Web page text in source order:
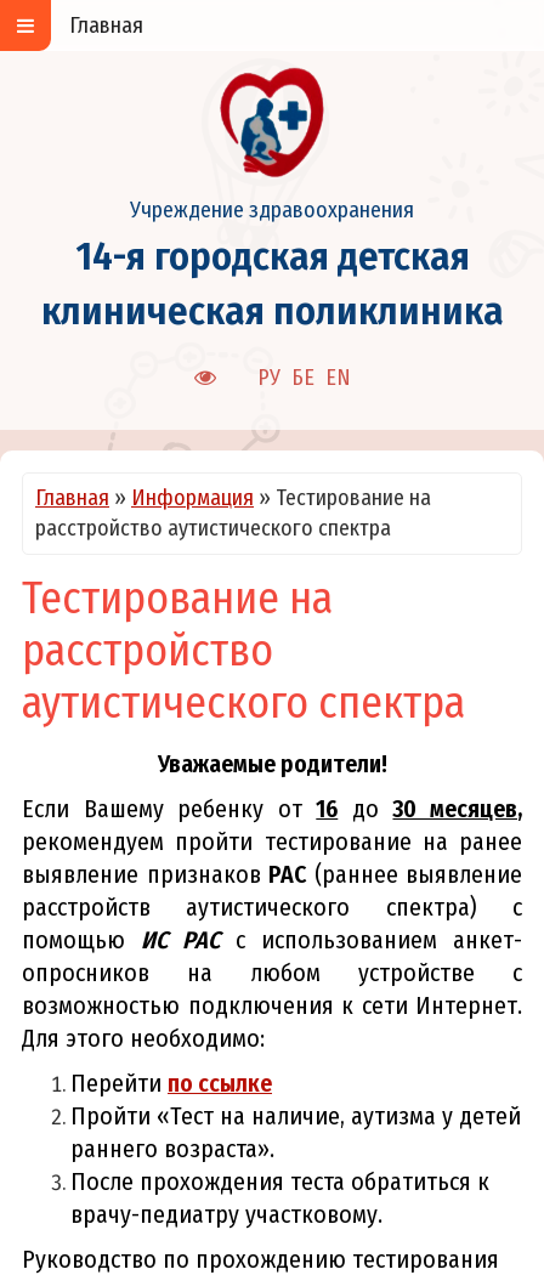
Учреждение здравоохранения
14-я городская детская
клиническая поликлиника
РУ БЕ EN
Главная
Главная » Информация » Тестирование на
расстройство аутистического спектра
Тестирование на
расстройство
аутистического спектра
Уважаемые родители!
Если Вашему ребенку от16 до30 месяцев,
рекомендуем пройти тестирование на ранее
выявление признаков РАС(раннее выявление
расстройств аутистического спектра) с
помощью ИС РАСс использованием анкет-
опросников на любом устройстве с
возможностью подключения к сети Интернет.
Для этого необходимо:
Перейти по ссылке
Пройти «Тест на наличие, аутизма у детей
раннего возраста».
После прохождения теста обратиться к
врачу-педиатру участковому.
Руководство по прохождению тестирования